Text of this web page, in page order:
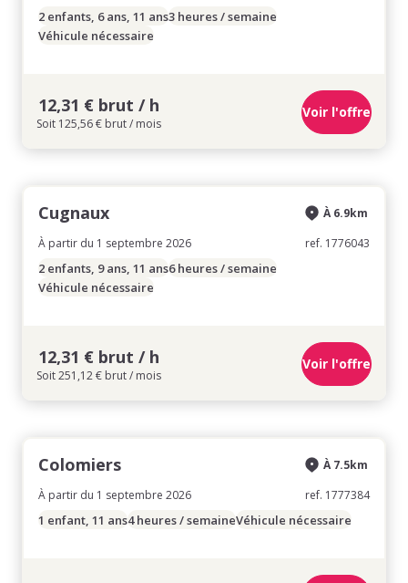
2 enfants, 6 ans, 11 ans3 heures / semaine
Véhicule nécessaire
12,31 € brut / h
Soit 125,56 € brut / mois
Voir l'offre
Cugnaux
À partir du 1 septembre 2026
À 6.9km
ref. 1776043
2 enfants, 9 ans, 11 ans6 heures / semaine
Véhicule nécessaire
12,31 € brut / h
Soit 251,12 € brut / mois
Voir l'offre
Colomiers
À partir du 1 septembre 2026
À 7.5km
ref. 1777384
1 enfant, 11 ans4 heures / semaineVéhicule nécessaire